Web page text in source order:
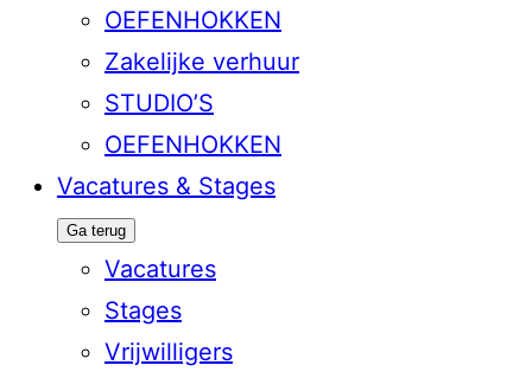
OEFENHOKKEN
Zakelijke verhuur
STUDIO’S
OEFENHOKKEN
Vacatures & Stages
Ga terug
Vacatures
Stages
Vrijwilligers